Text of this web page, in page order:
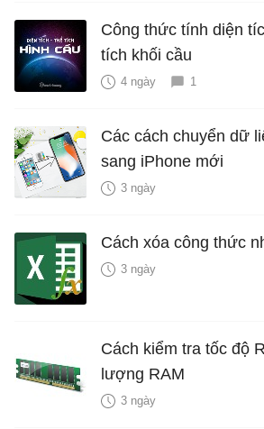
Công thức tính diện
tích khối cầu
4 ngày 1
Các cách chuyển dữ
sang iPhone mới
3 ngày
Cách xóa công thức
3 ngày
Cách kiểm tra tốc độ
lượng RAM
3 ngày